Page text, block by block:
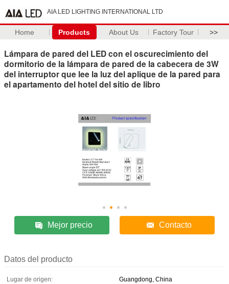
AIA LED LIGHTING INTERNATIONAL LTD
Home Products About Us Factory Tour >>
Lámpara de pared del LED con el oscurecimiento del
dormitorio de la lámpara de pared de la cabecera de 3W
del interruptor que lee la luz del aplique de la pared para
el apartamento del hotel del sitio de libro
Mejor precio Contacto
Datos del producto
Lugar de origen:
Guangdong, China